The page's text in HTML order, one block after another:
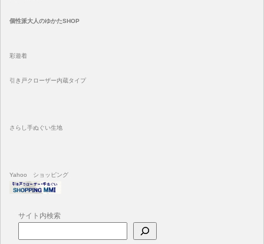
個性派大人のゆかたSHOP
彩遊着
引き戸クローザー内蔵タイプ
さらし手ぬぐい生地
Yahoo ショッピング
サイト内検索